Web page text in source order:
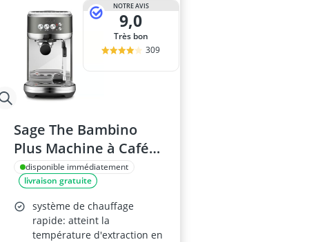
NOTRE AVIS
9,0
Très bon
309
Sage The Bambino
Plus Machine à Café
Compacte Acier
Inoxydable Noir
disponible immédiatement
livraison gratuite
système de chauffage
rapide: atteint la
température d'extraction en